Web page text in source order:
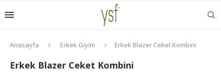
Anasayfa Erkek Giyim Erkek Blazer Ceket Kombini
Erkek Blazer Ceket Kombini